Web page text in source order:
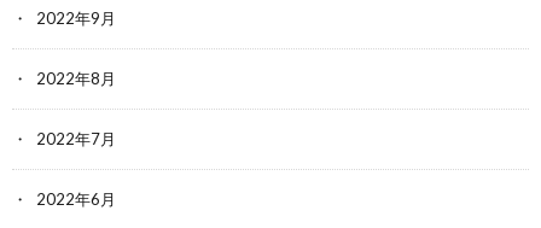
2022年9月
2022年8月
2022年7月
2022年6月